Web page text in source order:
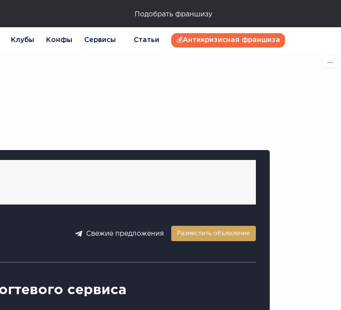
Подобрать франшизу
Клубы Конфы Сервисы Статьи 💰Антикризисная франшиза
Свежие предложения Разместить объявление
сервиса